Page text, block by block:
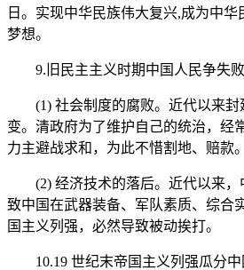
日。实现中华民族伟大复兴,成为中
梦想。
9.旧民主主义时期中国人民争失败
(1) 社会制度的腐败。近代以来封
变。清政府为了维护自己的统治，经
力主避战求和，为此不惜割地、赔款。
(2) 经济技术的落后。近代以来，
致中国在武器装备、军队素质、综合
国主义列强，必然导致被动挨打。
10.19 世纪末帝国主义列强瓜分中